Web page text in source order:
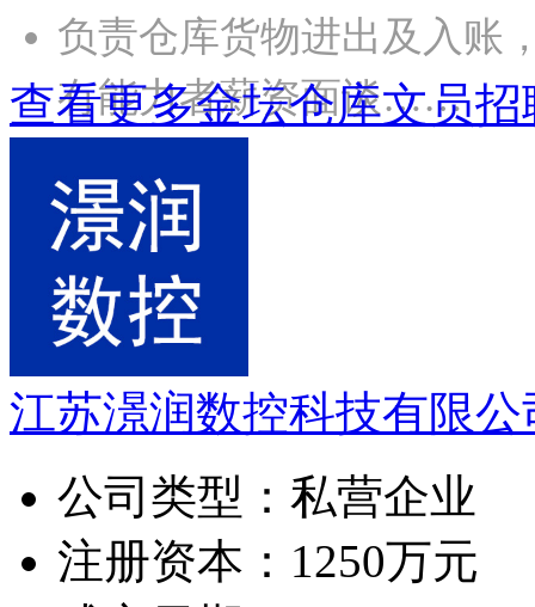
负责仓库货物进出及入账
有能力者薪资面谈……
查看更多金坛仓库文员招
江苏澋润数控科技有限公
公司类型： 私营企业
注册资本： 1250万元